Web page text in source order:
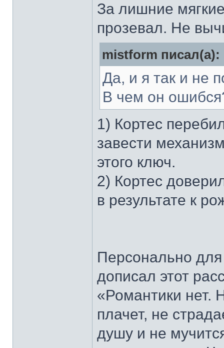
За лишние
прозевал. Не
mistform писал(а):
Да, и я так и не
В чем он
1) Кортес
завести
этого ключ.
2) Кортес
в результате к
Персонально
дописал этот
«Романтики нет.
плачет, не
душу и не